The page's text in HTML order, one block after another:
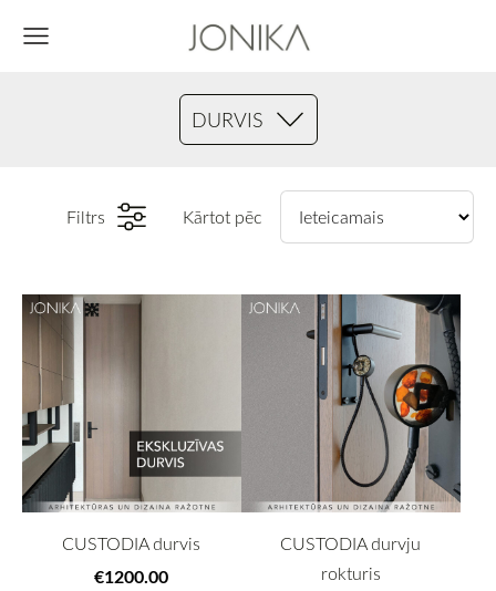
DURVIS
Filtrs Kārtot pēc
CUSTODIA durvis
€1200.00
CUSTODIA durvju
rokturis